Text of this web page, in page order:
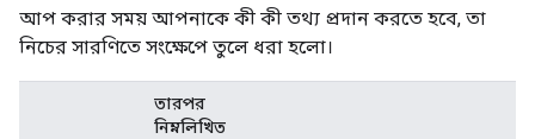
আপ করার সময় আপনাকে কী কী তথ্য প্রদান করতে হবে, তা
নিচের সারণিতে সংক্ষেপে তুলে ধরা হলো।
তারপর
নিম্নলিখিত